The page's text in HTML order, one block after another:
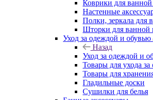
Коврики для
Настенные
Полки, зеркала для
Шторки для ванной
Уход за одеждой и обувью
Назад
Уход за одеждой и
Товары для ухода
Товары для
Гладильные доски
Сушилки для белья